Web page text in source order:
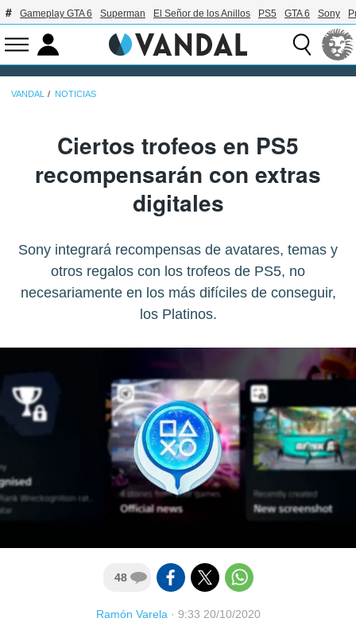
Gameplay GTA 6 Superman El Señor de los Anillos PS5 GTA 6 Sony
VANDAL NOTICIAS
Ciertos trofeos en PS5
recompensarán con extras
digitales
Sony integrará recompensas de avatares, temas y
otros regalos con los trofeos de PS5, no
necesariamente en los más difíciles de conseguir,
los Platinos.
48
Ramón Varela· 9:33 20/10/2020